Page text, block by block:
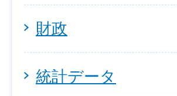
財政
統計データ